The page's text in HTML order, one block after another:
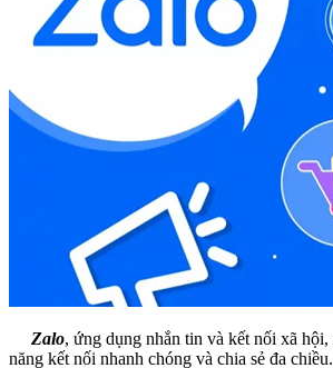
Zalo, ứng dụng nhắn tin và kết nối xã
năng kết nối nhanh chóng và chia sẻ đa